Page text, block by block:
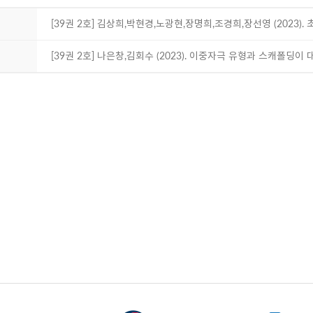
[39권 2호] 김상희,박현경,노광현,장명희,조경희,장선영 (2023).
[39권 2호] 나은창,김회수 (2023). 이중자극 유형과 스캐폴딩이